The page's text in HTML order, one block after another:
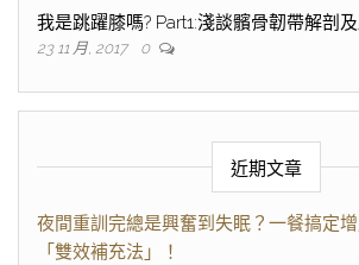
我是跳躍膝嗎? Part1:淺談髕骨韌帶解剖
23 11 月, 2017 0
近期文章
夜間重訓完總是興奮到失眠？一餐搞定
「雙效補充法」！